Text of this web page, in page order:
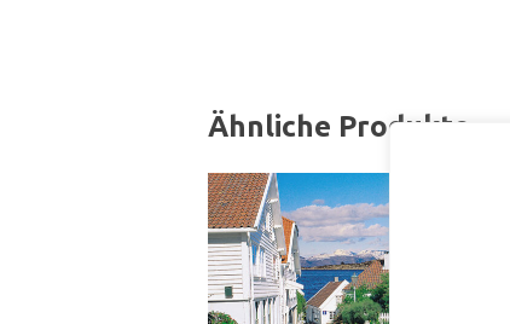
Ähnliche Produkte